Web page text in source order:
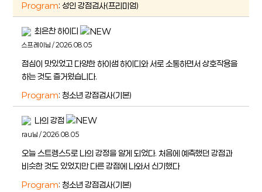
Program: 성인 강점검사(프리미엄)
최은찬 하이디
스프레이님 / 2026.08.05
점심이 맛있었고 다양한 하이샘 하이디와 서로 소통하면서 상호작용을
하는 것도 즐거웠습니다.
Program: 청소년 강점검사(기본)
나의 강점
rau님 / 2026.08.05
오늘 스트렝스5로 나의 강정을 알게 되었다. 처음에 예측했던 강점과
비슷한 것도 있었지만 다른 강점에 나와서 신기했다
Program: 청소년 강점검사(기본)